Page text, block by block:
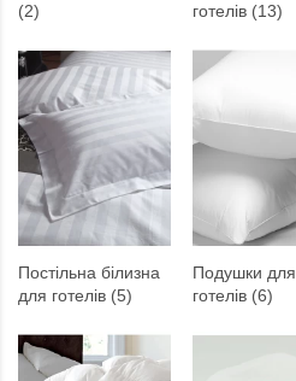
(2)
готелів (13)
Постільна білизна
для готелів (5)
Подушки для
готелів (6)